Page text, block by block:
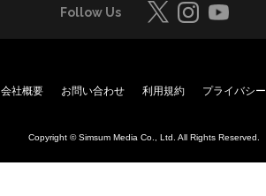
Follow Us
会社概要 お問い合わせ 利用規約 プライバシ
Copyright © Simsum Media Co., Ltd. All Rights Reserved.